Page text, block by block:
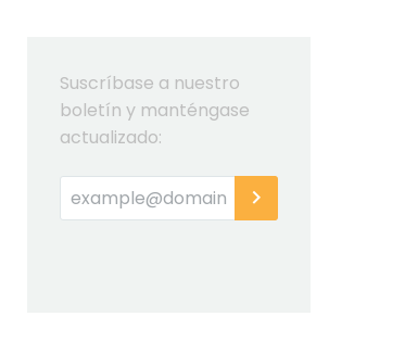
Suscríbase a nuestro
boletín y manténgase
actualizado: